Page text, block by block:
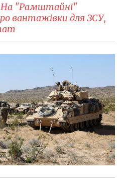
На "Рамштайні"
вантажівки для ЗСУ,